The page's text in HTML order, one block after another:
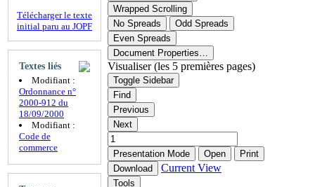
Télécharger le texte
initial paru au JOPF
Textes liés
Modifiant :
Ordonnance n°
2000-912 du
18/09/2000
Modifiant :
Code de
commerce
Wrapped Scrolling
No Spreads
Odd Spreads
Even Spreads
Document Properties…
Visualiser (les 5 premières pages)
Toggle Sidebar
Find
Previous
Next
Presentation Mode Open
Print
Download
Current View
Tools